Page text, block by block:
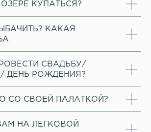
КУПАТЬСЯ?
КАКАЯ
СВАДЬБУ/
ДЕНЬ РОЖДЕНИЯ?
СО СВОЕЙ ПАЛАТКОЙ?
НА ЛЕГКОВОЙ